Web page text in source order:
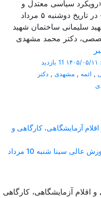
سیاسی معتدل و
صلح‌طلبانه ائمه شیعۀ دوازده امامی» در تاریخ دوشنبه ۵ مرداد
۱۲، در تالار شهید سلیمانی ساختمان شهید
دکتر محمد مشهدی
11 بازدید
, ائمه , مشهدی , دکتر
آزمایشگاهی، کارگاهی و
اداری بین دانشگاه کاشان و موسسه آموزش عالی سینا شنبه 10 مرداد
اقلام آزمایشگاهی، کارگاهی